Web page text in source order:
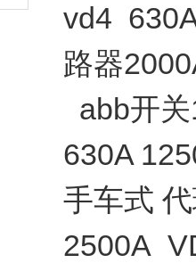
vd4
路器
abb开
630A
手车式
2500A